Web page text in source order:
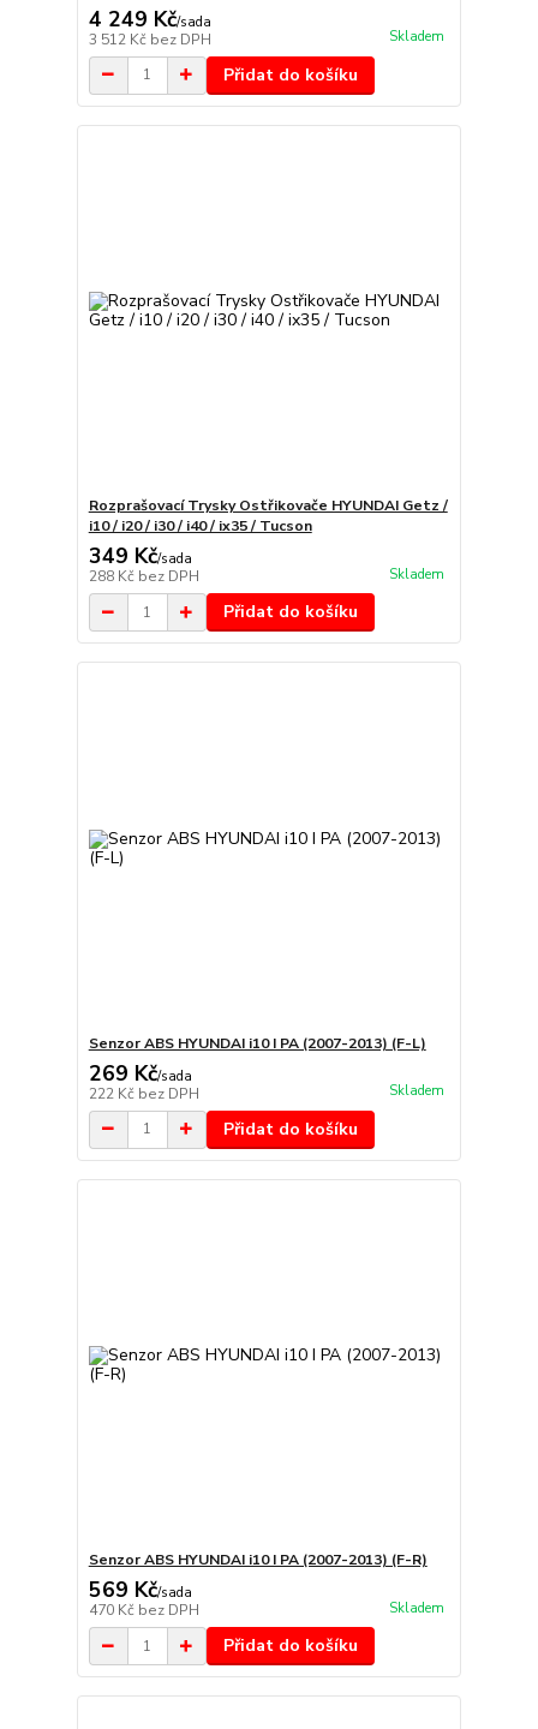
4 249 Kč/sada
3 512 Kč bez DPH Skladem
Přidat do košíku
Rozprašovací Trysky Ostřikovače HYUNDAI Getz /
i10 / i20 / i30 / i40 / ix35 / Tucson
349 Kč/sada
288 Kč bez DPH Skladem
Přidat do košíku
Senzor ABS HYUNDAI i10 I PA (2007-2013) (F-L)
269 Kč/sada
222 Kč bez DPH Skladem
Přidat do košíku
Senzor ABS HYUNDAI i10 I PA (2007-2013) (F-R)
569 Kč/sada
470 Kč bez DPH Skladem
Přidat do košíku